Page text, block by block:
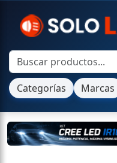
Categorías Marcas